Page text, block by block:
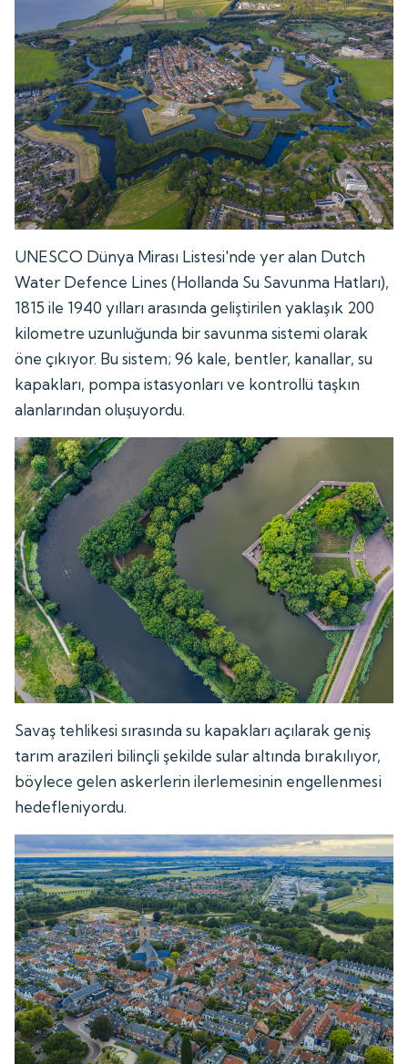
UNESCO Dünya Mirası Listesi'nde yer alan Dutch
Water Defence Lines (Hollanda Su Savunma Hatları),
1815 ile 1940 yılları arasında geliştirilen yaklaşık 200
kilometre uzunluğunda bir savunma sistemi olarak
öne çıkıyor. Bu sistem; 96 kale, bentler, kanallar, su
kapakları, pompa istasyonları ve kontrollü taşkın
alanlarından oluşuyordu.
Savaş tehlikesi sırasında su kapakları açılarak geniş
tarım arazileri bilinçli şekilde sular altında bırakılıyor,
böylece gelen askerlerin ilerlemesinin engellenmesi
hedefleniyordu.